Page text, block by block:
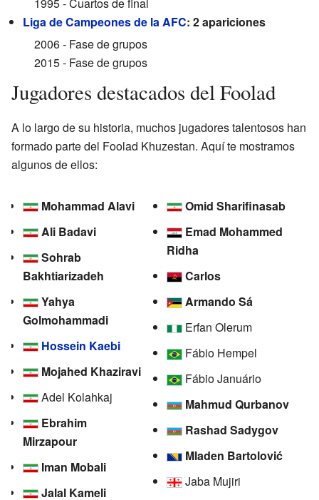
Liga de Campeones de la AFC: 2 apariciones
2006 - Fase de grupos
2015 - Fase de grupos
Jugadores destacados del Foolad
A lo largo de su historia, muchos jugadores talentosos han
formado parte del Foolad Khuzestan. Aquí te mostramos
algunos de ellos:
Mohammad Alavi
Ali Badavi
Sohrab
Bakhtiarizadeh
Yahya
Golmohammadi
Hossein Kaebi
Mojahed Khaziravi
Adel Kolahkaj
Ebrahim
Mirzapour
Iman Mobali
Jalal Kameli
Omid Sharifinasab
Emad Mohammed
Ridha
Carlos
Armando Sá
Erfan Olerum
Fábio Hempel
Fábio Januário
Mahmud Qurbanov
Rashad Sadygov
Mladen Bartolović
Jaba Mujiri